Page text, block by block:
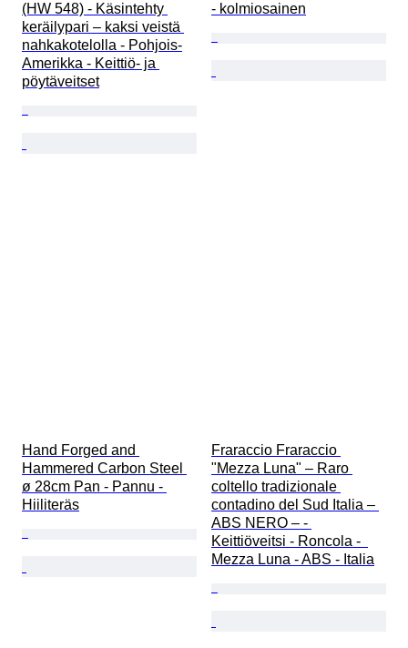
(HW 548) - Käsintehty
keräilypari – kaksi veistä
nahkakotelolla - Pohjois-
Amerikka - Keittiö- ja
pöytäveitset
- kolmiosainen
Hand Forged and
Hammered Carbon Steel
ø 28cm Pan - Pannu -
Hiiliteräs
Fraraccio Fraraccio
"Mezza Luna" – Raro
coltello tradizionale
contadino del Sud Italia –
ABS NERO – -
Keittiöveitsi - Roncola -
Mezza Luna - ABS - Italia